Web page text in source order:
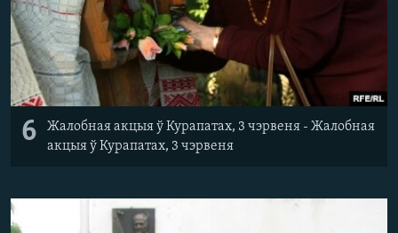
6
Жалобная акцыя ў Курапатах, 3 чэрвеня - Жалобная
акцыя ў Курапатах, 3 чэрвеня